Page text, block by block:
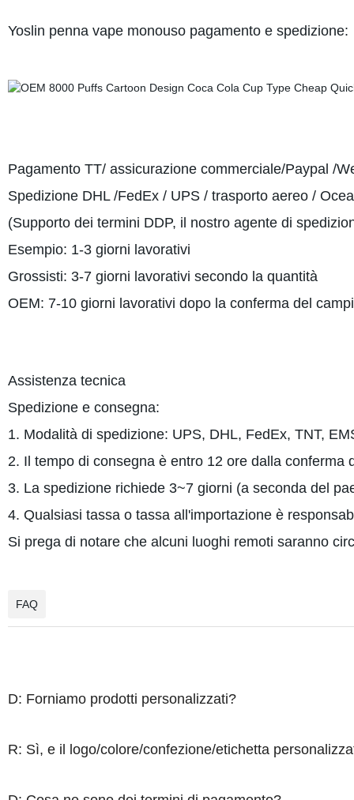
Yoslin penna vape monouso pagamento e spedizione:
Pagamento TT/ assicurazione commerciale/Paypal /
SpedizioneDHL /FedEx / UPS / trasporto aereo /
(Supporto dei termini DDP, il nostro agente di
Esempio: 1-3 giorni lavorativi
Grossisti: 3-7 giorni lavorativi secondo la quantità
OEM: 7-10 giorni lavorativi dopo la conferma del
Assistenza tecnica
Spedizione e consegna:
1. Modalità di spedizione: UPS, DHL, FedEx, TNT,
2. Il tempo di consegna è entro 12 ore dalla conferma
3. La spedizione richiede 3~7 giorni (a seconda del
4. Qualsiasi tassa o tassa all'importazione è
Si prega di notare che alcuni luoghi remoti saranno
FAQ
D: Forniamo prodotti personalizzati?
R: Sì, e il logo/colore/confezione/etichetta